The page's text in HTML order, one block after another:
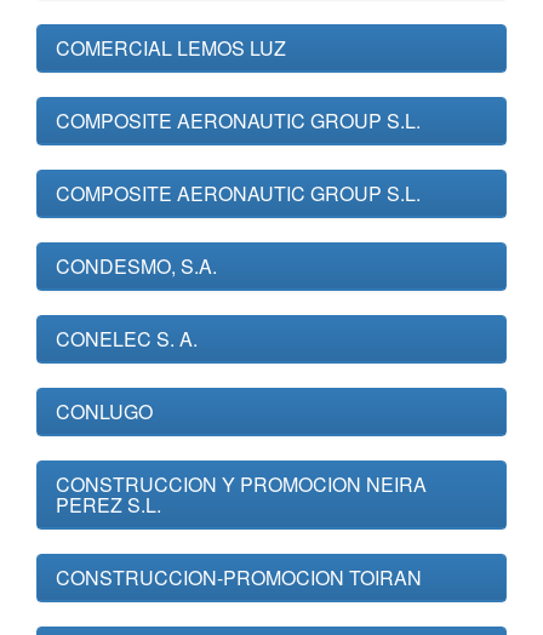
COMERCIAL LEMOS LUZ
COMPOSITE AERONAUTIC GROUP S.L.
COMPOSITE AERONAUTIC GROUP S.L.
CONDESMO, S.A.
CONELEC S. A.
CONLUGO
CONSTRUCCION Y PROMOCION NEIRA
PEREZ S.L.
CONSTRUCCION-PROMOCION TOIRAN